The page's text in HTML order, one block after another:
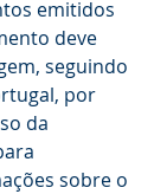
emitidos
deve
seguindo
por
da
sobre o